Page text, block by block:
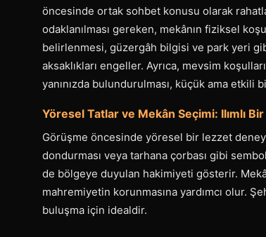
öncesinde ortak sohbet konusu olarak
odaklanılması gereken, mekânın fiziksel
belirlenmesi, güzergâh bilgisi ve park yeri
aksaklıkları engeller. Ayrıca, mevsim
yanınızda bulundurulması, küçük ama
Yöresel Tatlar ve Mekân Seçimi: Ilımlı Bir
Görüşme öncesinde yöresel bir lezzet
dondurması veya tarhana çorbası gibi
de bölgeye duyulan hakimiyeti gösterir.
mahremiyetin korunmasına yardımcı olur.
buluşma için idealdir.